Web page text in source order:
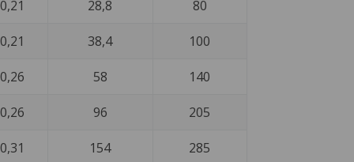
28,8 80
38,4 100
58 140
96 205
154 285